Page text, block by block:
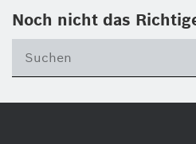
Noch nicht das